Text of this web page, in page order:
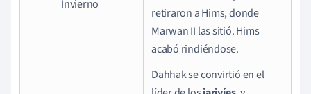
Invierno
retiraron a Hims, donde
Marwan II las sitió. Hims
acabó rindiéndose.
Dahhak se convirtió en el